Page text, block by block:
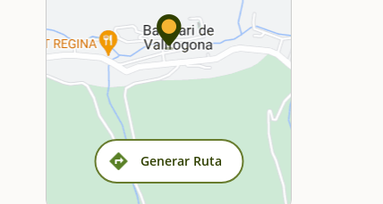
Generar Ruta